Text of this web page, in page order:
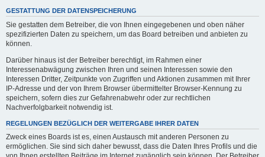
GESTATTUNG DER DATENSPEICHERUNG
Sie gestatten dem Betreiber, die von Ihnen eingegebenen und oben näher
spezifizierten Daten zu speichern, um das Board betreiben und anbieten zu
können.
Darüber hinaus ist der Betreiber berechtigt, im Rahmen einer
Interessenabwägung zwischen Ihren und seinen Interessen sowie den
Interessen Dritter, Zeitpunkte von Zugriffen und Aktionen zusammen mit Ihrer
IP-Adresse und der von Ihrem Browser übermittelter Browser-Kennung zu
speichern, sofern dies zur Gefahrenabwehr oder zur rechtlichen
Nachverfolgbarkeit notwendig ist.
REGELUNGEN BEZÜGLICH DER WEITERGABE IHRER DATEN
Zweck eines Boards ist es, einen Austausch mit anderen Personen zu
ermöglichen. Sie sind sich daher bewusst, dass die Daten Ihres Profils und die